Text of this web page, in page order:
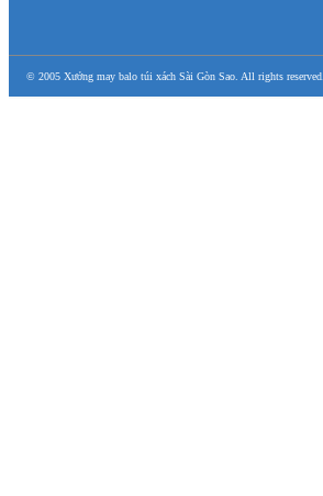
© 2005 Xưởng may balo túi xách Sài Gòn Sao. All rights reserved.